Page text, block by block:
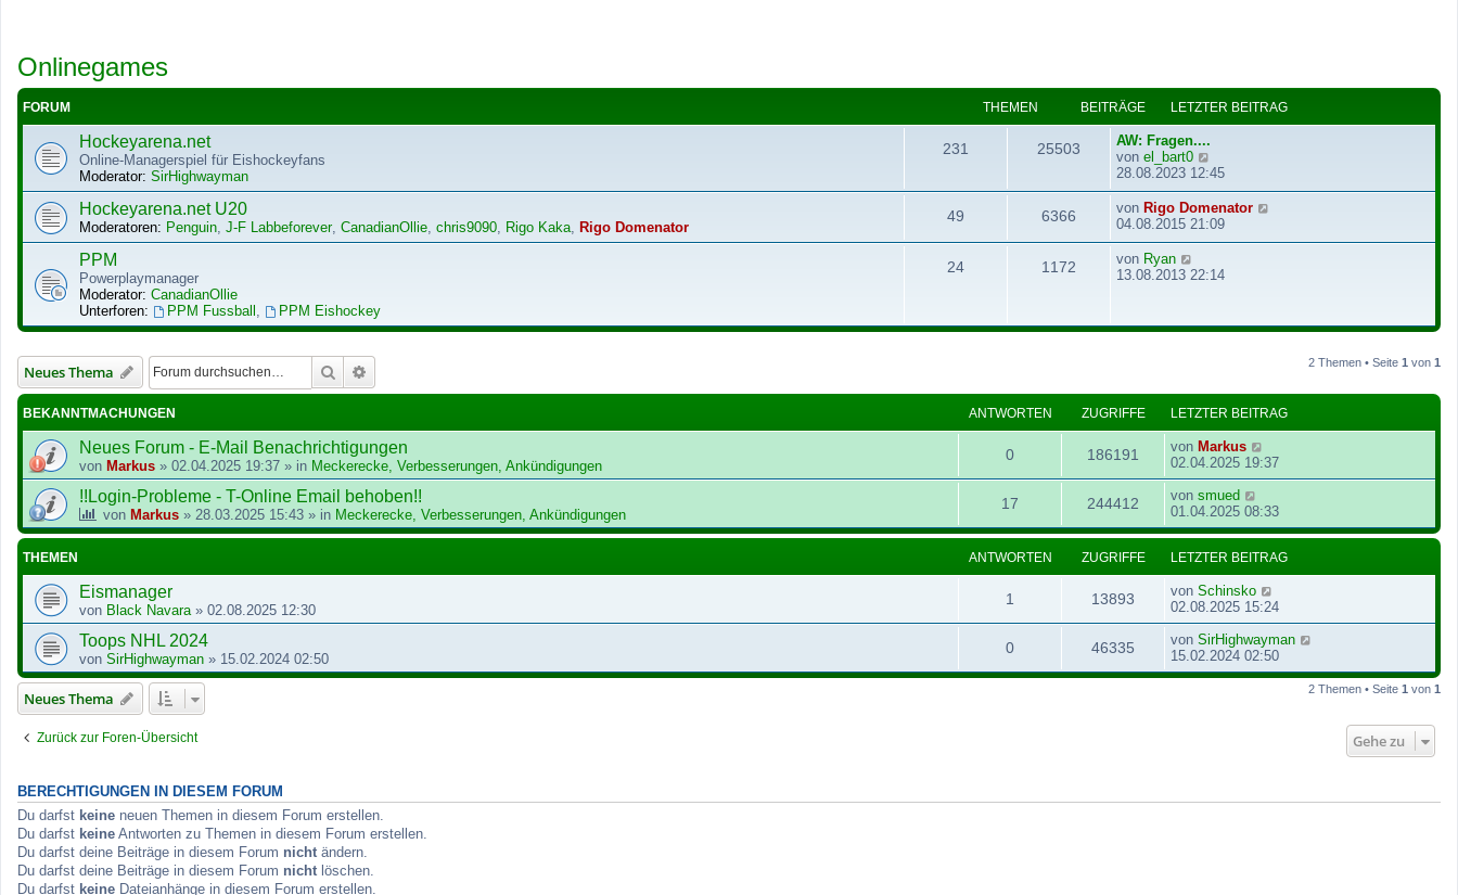
Onlinegames
FORUM THEMEN BEITRÄGE LETZTER BEITRAG
Hockeyarena.net
Online-Managerspiel für Eishockeyfans
Moderator: SirHighwayman
231 25503
AW: Fragen....
von el_bart0
e
u
e
s
r
t
28.08.2023 12:45
Hockeyarena.net U20
Moderatoren: Penguin J-F Labbeforever, CanadianOllie chris9090 Rigo Kaka Rigo Domenator
49 6366 von Rigo Domenator
u
B
a
g
04.08.2015 21:09
PPM
Powerplaymanager
Moderator: CanadianOllie
Unterforen:
PPM Fussball PPM Eishockey
24 1172 von Ryan
e
s
i
t
r
a
g
13.08.2013 22:14
Neues Thema Suche 2 Themen • Seite 1 von 1
BEKANNTMACHUNGEN ANTWORTEN ZUGRIFFE LETZTER BEITRAG
Neues Forum - E-Mail Benachrichtigungen
von Markus » 02.04.2025 19:37 » in Meckerecke, Verbesserungen, Ankündigungen
0 186191 von Markus
02.04.2025 19:37
!!Login-Probleme - T-Online Email behoben!!
von Markus » 28.03.2025 15:43 » in Meckerecke, Verbesserungen, Ankündigungen
17 244412 von smued
01.04.2025 08:33
THEMEN ANTWORTEN ZUGRIFFE LETZTER BEITRAG
Eismanager
von Black Navara » 02.08.2025 12:30
1 13893 von Schinsko
02.08.2025 15:24
Toops NHL 2024
von SirHighwayman » 15.02.2024 02:50
0 46335 von SirHighwayman
15.02.2024 02:50
Neues Thema 2 Themen • Seite 1 von 1
Zurück zur Foren-Übersicht Gehe zu
BERECHTIGUNGEN IN DIESEM FORUM
Du darfst keine neuen Themen in diesem Forum erstellen.
Du darfst keine Antworten zu Themen in diesem Forum erstellen.
Du darfst deine Beiträge in diesem Forum nicht ändern.
Du darfst deine Beiträge in diesem Forum nicht löschen.
Du darfst keine Dateianhänge in diesem Forum erstellen.